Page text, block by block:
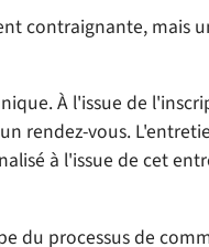
contraignante, mais
À l'issue de
rendez-vous.
à l'issue de cet
du processus de